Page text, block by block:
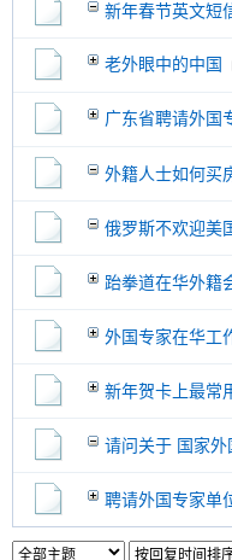
新年春节英文短
老外眼中的中国
广东省聘请外国
外籍人士如何买
俄罗斯不欢迎美
跆拳道在华外籍
外国专家在华工
新年贺卡上最常
请问关于 国家
聘请外国专家单